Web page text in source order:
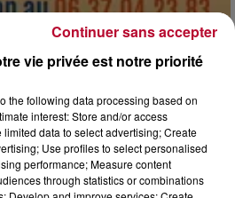
vie privée est notre priorité
the following data processing based on
interest: Store and/or access
data to select advertising; Create
Use profiles to select personalised
performance; Measure content
through statistics or combinations
Continuer sans accepter